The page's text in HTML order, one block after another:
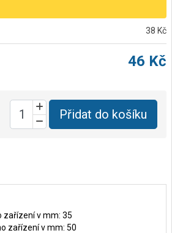
38 Kč
46 Kč
Přidat do košíku
zařízení v mm: 35
zařízení v mm: 50